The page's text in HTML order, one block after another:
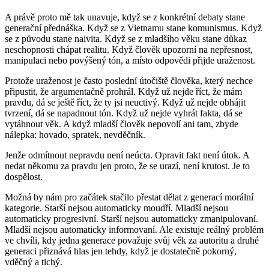
A právě proto mě tak unavuje, když se z konkrétní debaty stane
generační přednáška. Když se z Vietnamu stane komunismus. Když
se z původu stane naivita. Když se z mladšího věku stane důkaz
neschopnosti chápat realitu. Když člověk upozorní na nepřesnost,
manipulaci nebo povýšený tón, a místo odpovědi přijde uraženost.
Protože uraženost je často poslední útočiště člověka, který nechce
připustit, že argumentačně prohrál. Když už nejde říct, že mám
pravdu, dá se ještě říct, že ty jsi neuctivý. Když už nejde obhájit
tvrzení, dá se napadnout tón. Když už nejde vyhrát fakta, dá se
vytáhnout věk. A když mladší člověk nepovolí ani tam, zbyde
nálepka: hovado, spratek, nevděčník.
Jenže odmítnout nepravdu není neúcta. Opravit fakt není útok. A
nedat někomu za pravdu jen proto, že se urazí, není krutost. Je to
dospělost.
Možná by nám pro začátek stačilo přestat dělat z generací morální
kategorie. Starší nejsou automaticky moudří. Mladší nejsou
automaticky progresivní. Starší nejsou automaticky zmanipulovaní.
Mladší nejsou automaticky informovaní. Ale existuje reálný problém
ve chvíli, kdy jedna generace považuje svůj věk za autoritu a druhé
generaci přiznává hlas jen tehdy, když je dostatečně pokorný,
vděčný a tichý.